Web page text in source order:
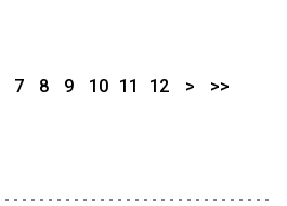
7 8 9 10 11 12 > >>